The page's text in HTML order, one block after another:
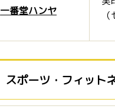
一番堂ハンヤ
スポーツ・フィット